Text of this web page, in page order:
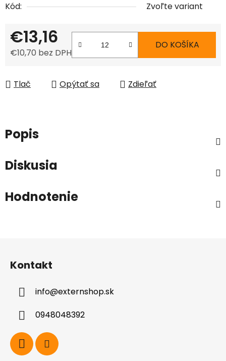
Kód:
Zvoľte variant
€13,16
€10,70 bez DPH
DO KOŠÍKA
Tlač Opýtať sa Zdieľať
Popis
Diskusia
Hodnotenie
Kontakt
info@externshop.sk
0948048392